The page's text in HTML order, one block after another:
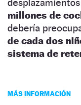
millones de
debería
de cada dos
sistema de
MÁS INFORMACIÓN